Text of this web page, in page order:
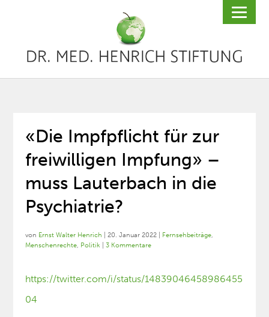
«Die Impfpflicht für zur
freiwilligen Impfung» –
muss Lauterbach in die
Psychiatrie?
von Ernst Walter Henrich |20. Januar 2022 Fernsehbeiträge,
Menschenrechte, Politik |3 Kommentare
https://twitter.com/i/status/14839046458986455
04